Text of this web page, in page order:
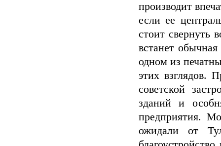
производит
если ее
стоит свернуть
встанет
одном из
этих взглядов.
советской
зданий и
предприятия.
ожидали от